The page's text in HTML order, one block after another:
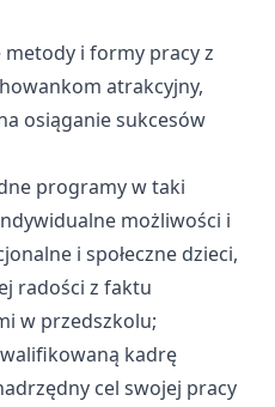
i formy pracy z
atrakcyjny,
osiąganie sukcesów
programy w taki
możliwości i
i społeczne dzieci,
radości z faktu
w przedszkolu;
kadrę
cel swojej pracy